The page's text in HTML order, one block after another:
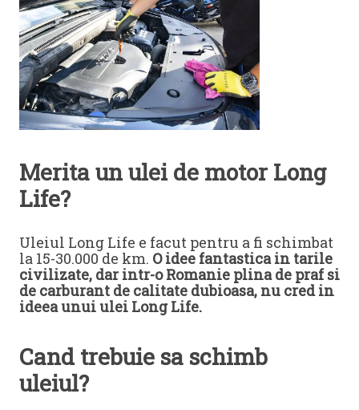
Merita un ulei de motor Long
Life?
Uleiul Long Life e facut pentru a fi schimbat
la 15-30.000 de km. O idee fantastica in tarile
civilizate, dar intr-o Romanie plina de praf si
de carburant de calitate dubioasa, nu cred in
ideea unui ulei Long Life.
Cand trebuie sa schimb
uleiul?